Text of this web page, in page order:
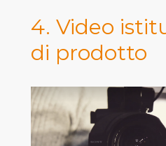
4. Video
di prodotto